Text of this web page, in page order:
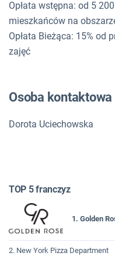
Opłata wstępna: od 5
mieszkańców na
Opłata Bieżąca: 15% od
zajęć
Osoba kontaktowa
Dorota Uciechowska
TOP 5 franczyz
1. Golden
2. New York Pizza Department